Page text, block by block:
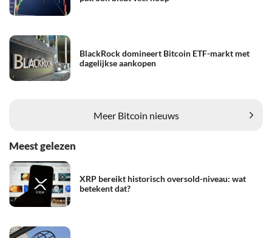
BlackRock domineert Bitcoin ETF-markt met
dagelijkse aankopen
Meer Bitcoin nieuws
Meest gelezen
XRP bereikt historisch oversold-niveau: wat
betekent dat?